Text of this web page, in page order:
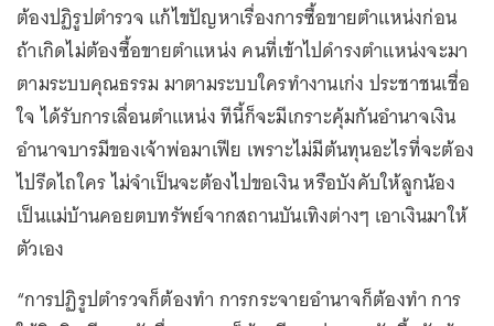
ต้องปฏิรูปตำรวจ แก้ไขปัญหาเรื่องการซื้อขายตำแหน่งก่อน
ถ้าเกิดไม่ต้องซื้อขายตำแหน่ง คนที่เข้าไปดำรงตำแหน่งจะมา
ตามระบบคุณธรรม มาตามระบบใครทำงานเก่ง ประชาชนเชื่อ
ใจ ได้รับการเลื่อนตำแหน่ง ทีนี้ก็จะมีเกราะคุ้มกันอำนาจเงิน
อำนาจบารมีของเจ้าพ่อมาเฟีย เพราะไม่มีต้นทุนอะไรที่จะต้อง
ไปรีดไถใคร ไม่จำเป็นจะต้องไปขอเงิน หรือบังคับให้ลูกน้อง
เป็นแม่บ้านคอยตบทรัพย์จากสถานบันเทิงต่างๆ เอาเงินมาให้
ตัวเอง
“การปฏิรูปตำรวจก็ต้องทำ การกระจายอำนาจก็ต้องทำ การ